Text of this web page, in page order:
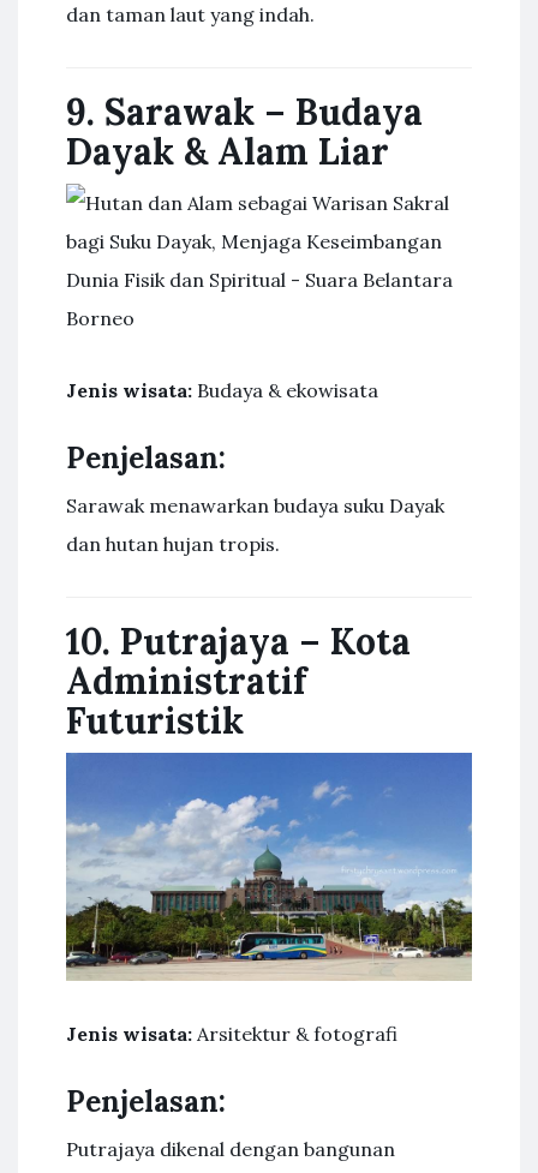
dan taman laut yang indah.
9. Sarawak – Budaya
Dayak & Alam Liar
Jenis wisata: Budaya & ekowisata
Penjelasan:
Sarawak menawarkan budaya suku Dayak
dan hutan hujan tropis.
10. Putrajaya – Kota
Administratif
Futuristik
Jenis wisata: Arsitektur & fotografi
Penjelasan:
Putrajaya dikenal dengan bangunan